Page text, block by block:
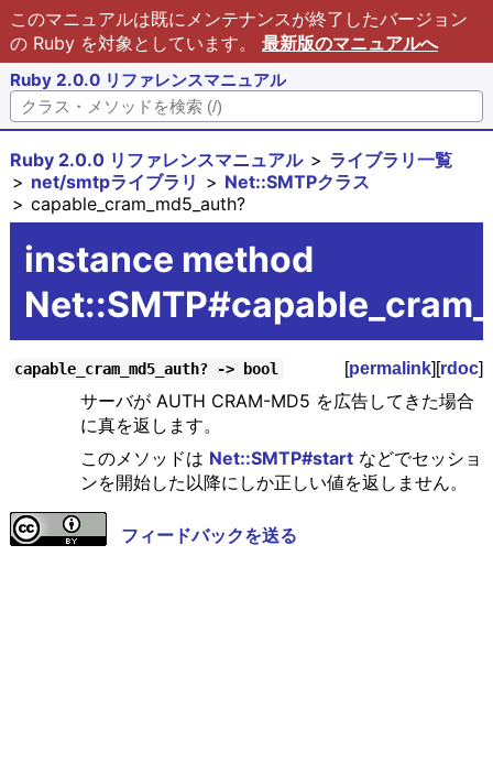
このマニュアルは既にメンテナンスが終了したバージョン
の Ruby を対象としています。 最新版のマニュアルへ
Ruby 2.0.0 リファレンスマニュアル
Ruby 2.0.0 リファレンスマニュアル
ライブラリ一覧
net/smtpライブラリ
Net::SMTPクラス
capable_cram_md5_auth?
instance method
capable_cram_md5_auth? -> bool [permalink][rdoc]
サーバが AUTH CRAM-MD5 を広告してきた場合
に真を返します。
このメソッドは Net::SMTP#startなどでセッショ
ンを開始した以降にしか正しい値を返しません。
フィードバックを送る